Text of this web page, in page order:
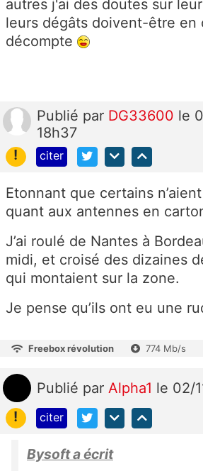
autres j'ai des doutes sur
leurs dégâts doivent-être en
décompte
Publié par DG33600 le
18h37
!
citer
Etonnant que certains
quant aux antennes en
J’ai roulé de Nantes à
midi, et croisé des dizaines
qui montaient sur la zone.
Je pense qu’ils ont eu une
Freebox révolution 774 Mb/s
Publié par Alpha1 le 02/
!
citer
Bysoft a écrit